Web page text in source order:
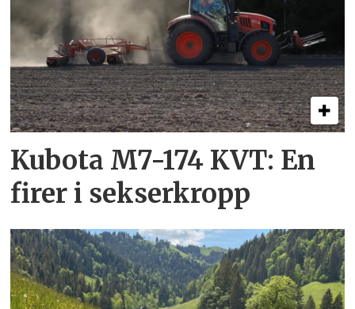
Kubota M7-174 KVT: En
firer i sekserkropp